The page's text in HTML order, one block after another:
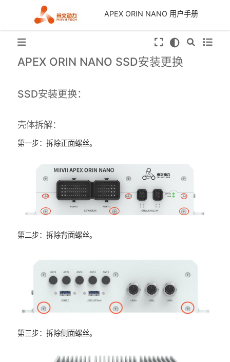
APEX ORIN NANO 用户手册
APEX ORIN NANO SSD安装更换
SSD安装更换：
壳体拆解：
第一步：拆除正面螺丝。
第二步：拆除背面螺丝。
第三步：拆除侧面螺丝。